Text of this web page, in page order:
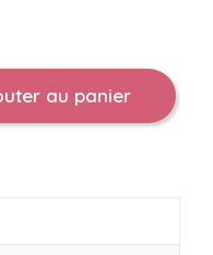
au panier